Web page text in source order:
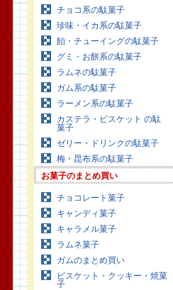
チョコ系の駄菓子
珍味・イカ系の駄菓子
飴・チューイングの駄菓子
グミ・お餅系の駄菓子
ラムネの駄菓子
ガム系の駄菓子
ラーメン系の駄菓子
カステラ・ビスケット の駄
菓子
ゼリー・ドリンクの駄菓子
梅・昆布系の駄菓子
お菓子のまとめ買い
チョコレート菓子
キャンディ菓子
キャラメル菓子
ラムネ菓子
ガムのまとめ買い
ビスケット・クッキー・焼菓
子